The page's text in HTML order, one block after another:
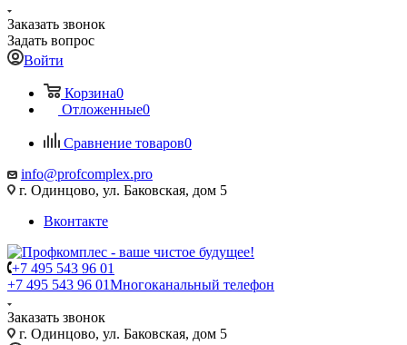
Заказать звонок
Задать вопрос
Войти
Корзина0
Отложенные0
Сравнение товаров0
info@profcomplex.pro
г. Одинцово, ул. Баковская, дом 5
Вконтакте
+7 495 543 96 01
+7 495 543 96 01Многоканальный телефон
Заказать звонок
г. Одинцово, ул. Баковская, дом 5